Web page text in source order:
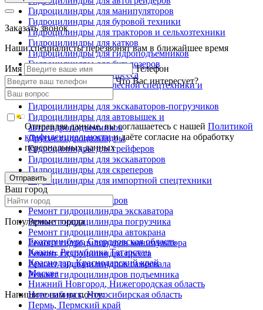
Гидроцилиндры для манипуляторов
Гидроцилиндры для буровой техники
Гидроцилиндры для тракторов и сельхозтехники
Гидроцилиндры для катков
Гидроцилиндры для гидроподъемников
Гидроцилиндры для бульдозеров
Гидроцилиндры для пресса
Гидроцилиндры для лесной спецтехники и
металловозов
Гидроцилиндры для экскаваторов-погрузчиков
Гидроцилиндры для автовышек и
автогидроподъемников
Другие гидроцилиндры
Гидроцилиндры для грейферов
Гидроцилиндры для экскаваторов
Гидроцилиндры для скреперов
Гидроцилиндры для импортной спецтехники
Ремонт гидроцилиндров
Ремонт гидроцилиндра экскаватора
Ремонт гидроцилиндра погрузчика
Ремонт гидроцилиндра автокрана
Ремонт гидроцилиндров манипулятора
Ремонт гидроцилиндра пресса
Ремонт гидроцилиндров самосвала
Ремонт гидроцилиндров подъемника
Напишите нам на почту:
Заказать звонок
Наши специалисты перезвонят вам в ближайшее время
Имя
Телефон
Что Вас интересует?
Отправляя данные, вы соглашаетесь с нашейПолитикой
конфиденциальностии даёте согласие на обработку
персональных данных
Отправить
Ваш город
Популярные города
Екатеринбург, Свердловская область
Казань, Республика Татарстан
Краснодар, Краснодарский край
Москва
Нижний Новгород, Нижегородская область
Новосибирск, Новосибирская область
Пермь, Пермский край